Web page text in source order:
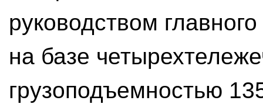
руководством
на базе
грузоподъемностью